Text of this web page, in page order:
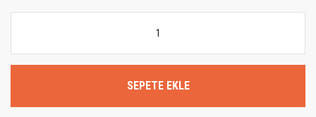
SEPETE EKLE